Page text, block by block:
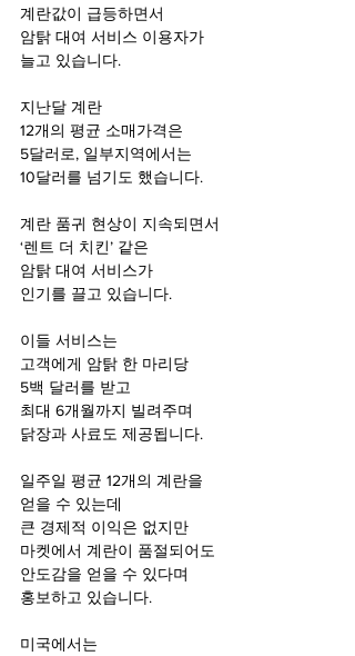
계란값이 급등하면서
암탉 대여 서비스 이용자가
늘고 있습니다.
지난달 계란
12개의 평균 소매가격은
5달러로, 일부지역에서는
10달러를 넘기도 했습니다.
계란 품귀 현상이 지속되면서
‘렌트 더 치킨’ 같은
암탉 대여 서비스가
인기를 끌고 있습니다.
이들 서비스는
고객에게 암탉 한 마리당
5백 달러를 받고
최대 6개월까지 빌려주며
닭장과 사료도 제공됩니다.
일주일 평균 12개의 계란을
얻을 수 있는데
큰 경제적 이익은 없지만
마켓에서 계란이 품절되어도
안도감을 얻을 수 있다며
홍보하고 있습니다.
미국에서는